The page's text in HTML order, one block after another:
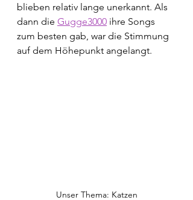
blieben relativ lange unerkannt. Als
dann die Gugge3000 ihre Songs
zum besten gab, war die Stimmung
auf dem Höhepunkt angelangt.
Unser Thema: Katzen